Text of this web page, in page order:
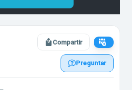
Compartir
Preguntar